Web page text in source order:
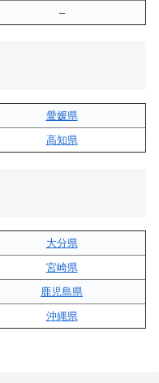
–
愛媛県
高知県
大分県
宮崎県
鹿児島県
沖縄県